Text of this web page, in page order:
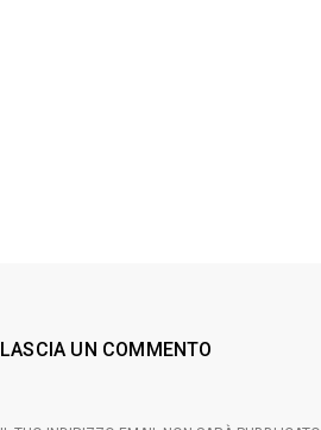
LASCIA UN COMMENTO